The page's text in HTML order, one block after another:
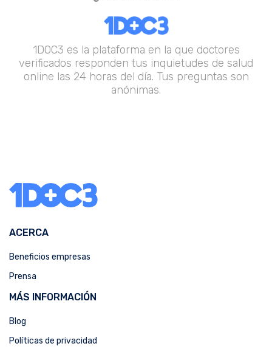
1DOC3 es la plataforma en la que doctores
verificados responden tus inquietudes de salud
online las 24 horas del día. Tus preguntas son
anónimas.
ACERCA
Beneficios empresas
Prensa
MÁS INFORMACIÓN
Blog
Políticas de privacidad